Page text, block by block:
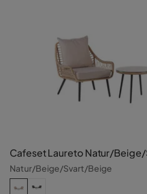
Cafeset Laureto Natur/
Natur/Beige/Svart/Beige